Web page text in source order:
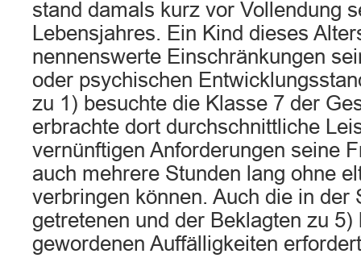
stand damals kurz vor Vollendung
Lebensjahres. Ein Kind dieses
nennenswerte Einschränkungen
oder psychischen
zu 1) besuchte die Klasse 7 der
erbrachte dort durchschnittliche
vernünftigen Anforderungen seine
auch mehrere Stunden lang ohne
verbringen können. Auch die in der
getretenen und der Beklagten zu 5)
gewordenen Auffälligkeiten